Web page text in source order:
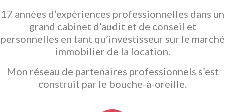
17 années d’expériences professionnelles dans un
grand cabinet d’audit et de conseil et
personnelles en tant qu’investisseur sur le marché
immobilier de la location.
Mon réseau de partenaires professionnels s’est
construit par le bouche-à-oreille.